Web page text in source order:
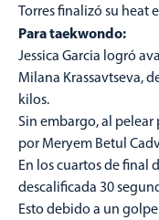
Torres finalizó su heat
Para taekwondo:
Jessica Garcia logró
Milana Krassavtseva,
kilos.
Sin embargo, al
por Meryem Betul
En los cuartos de final
descalificada 30
Esto debido a un